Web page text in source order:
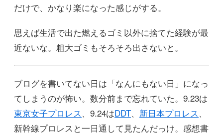
だけで、かなり楽になった感じがする。
思えば生活で出た燃えるゴミ以外に捨てた経験が最
近ないな。粗大ゴミもそろそろ出さないと。
ブログを書いてない日は「なんにもない日」になっ
てしまうのが怖い。数分前まで忘れていた。9.23は
東京女子プロレス、9.24はDDT、 新日本プロレス、
新幹線プロレスと一日通して見たんだっけ。感想書